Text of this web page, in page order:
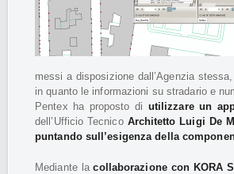
messi a disposizione dall’Agenzia stessa,
in quanto le informazioni su stradario e
Pentex ha proposto di utilizzare un
dell’Ufficio Tecnico Architetto Luigi De
puntando sull’esigenza della
Mediante lacollaborazione con KORA